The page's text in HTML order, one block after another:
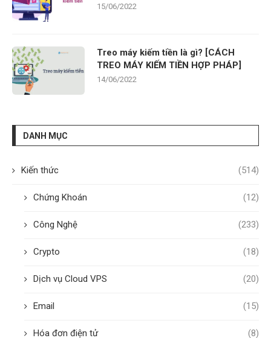
15/06/2022
Treo máy kiếm tiền là gì? [CÁCH
TREO MÁY KIẾM TIỀN HỢP PHÁP]
14/06/2022
DANH MỤC
Kiến thức (514)
Chứng Khoán (12)
Công Nghệ (233)
Crypto (18)
Dịch vụ Cloud VPS (20)
Email (15)
Hóa đơn điện tử (8)